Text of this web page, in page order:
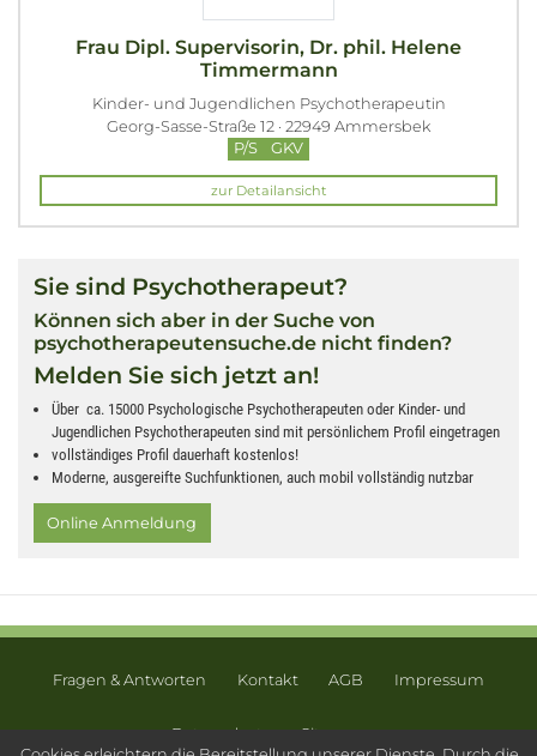
Frau Dipl. Supervisorin, Dr. phil. Helene
Timmermann
Kinder- und Jugendlichen Psychotherapeutin
Georg-Sasse-Straße 12 · 22949 Ammersbek
P/S
GKV
zur Detailansicht
Sie sind Psychotherapeut?
Können sich aber in der Suche von
psychotherapeutensuche.de nicht finden?
Melden Sie sich jetzt an!
Über ca. 15000 Psychologische Psychotherapeuten oder Kinder- und
Jugendlichen Psychotherapeuten sind mit persönlichem Profil eingetragen
vollständiges Profil dauerhaft kostenlos!
Moderne, ausgereifte Suchfunktionen, auch mobil vollständig nutzbar
Online Anmeldung
Fragen & Antworten Kontakt AGB Impressum
Datenschutz
Sitemap